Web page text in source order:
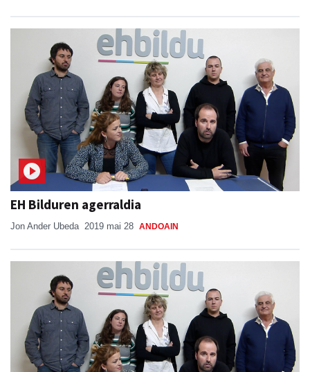
EH Bilduren agerraldia
Jon Ander Ubeda 2019 mai 28 ANDOAIN